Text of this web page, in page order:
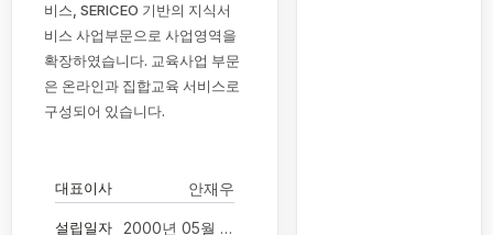
비스, SERICEO 기반의 지식서
비스 사업부문으로 사업영역을
확장하였습니다. 교육사업 부문
은 온라인과 집합교육 서비스로
구성되어 있습니다.
대표이사 안재우
설립일자 2000년 05월 04일